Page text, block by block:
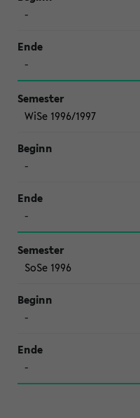
-
-
WiSe 1996/1997
-
-
SoSe 1996
-
-